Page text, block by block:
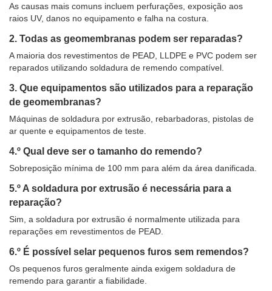
As causas mais comuns incluem perfurações, exposição aos
raios UV, danos no equipamento e falha na costura.
2. Todas as geomembranas podem ser reparadas?
A maioria dos revestimentos de PEAD, LLDPE e PVC podem ser
reparados utilizando soldadura de remendo compatível.
3. Que equipamentos são utilizados para a reparação
de geomembranas?
Máquinas de soldadura por extrusão, rebarbadoras, pistolas de
ar quente e equipamentos de teste.
4.º Qual deve ser o tamanho do remendo?
Sobreposição mínima de 100 mm para além da área danificada.
5.º A soldadura por extrusão é necessária para a
reparação?
Sim, a soldadura por extrusão é normalmente utilizada para
reparações em revestimentos de PEAD.
6.º É possível selar pequenos furos sem remendos?
Os pequenos furos geralmente ainda exigem soldadura de
remendo para garantir a fiabilidade.